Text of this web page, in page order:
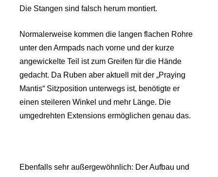
Die Stangen sind falsch herum montiert.
Normalerweise kommen die langen flachen Rohre
unter den Armpads nach vorne und der kurze
angewickelte Teil ist zum Greifen für die Hände
gedacht. Da Ruben aber aktuell mit der „Praying
Mantis“ Sitzposition unterwegs ist, benötigte er
einen steileren Winkel und mehr Länge. Die
umgedrehten Extensions ermöglichen genau das.
Ebenfalls sehr außergewöhnlich: Der Aufbau und